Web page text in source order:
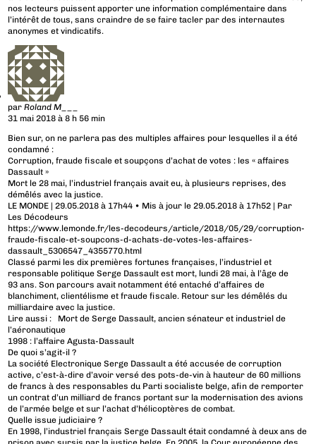
nos lecteurs puissent apporter une information complémentaire dans
l’intérêt de tous, sans craindre de se faire tacler par des internautes
anonymes et vindicatifs.
parRoland M___
31 mai 2018 à 8 h 56 min
Bien sur, on ne parlera pas des multiples affaires pour lesquelles il a été
condamné :
Corruption, fraude fiscale et soupçons d’achat de votes : les « affaires
Dassault »
Mort le 28 mai, l’industriel français avait eu, à plusieurs reprises, des
démêlés avec la justice.
LE MONDE | 29.05.2018 à 17h44 • Mis à jour le 29.05.2018 à 17h52 | Par
Les Décodeurs
https://www.lemonde.fr/les-decodeurs/article/2018/05/29/corruption-
fraude-fiscale-et-soupcons-d-achats-de-votes-les-affaires-
dassault_5306547_4355770.html
Classé parmi les dix premières fortunes françaises, l’industriel et
responsable politique Serge Dassault est mort, lundi 28 mai, à l’âge de
93 ans. Son parcours avait notamment été entaché d’affaires de
blanchiment, clientélisme et fraude fiscale. Retour sur les démêlés du
milliardaire avec la justice.
Lire aussi : Mort de Serge Dassault, ancien sénateur et industriel de
l’aéronautique
1998 : l’affaire Agusta-Dassault
De quoi s’agit-il ?
La société Electronique Serge Dassault a été accusée de corruption
active, c’est-à-dire d’avoir versé des pots-de-vin à hauteur de 60 millions
de francs à des responsables du Parti socialiste belge, afin de remporter
un contrat d’un milliard de francs portant sur la modernisation des avions
de l’armée belge et sur l’achat d’hélicoptères de combat.
Quelle issue judiciaire ?
En 1998, l’industriel français Serge Dassault était condamné à deux ans de